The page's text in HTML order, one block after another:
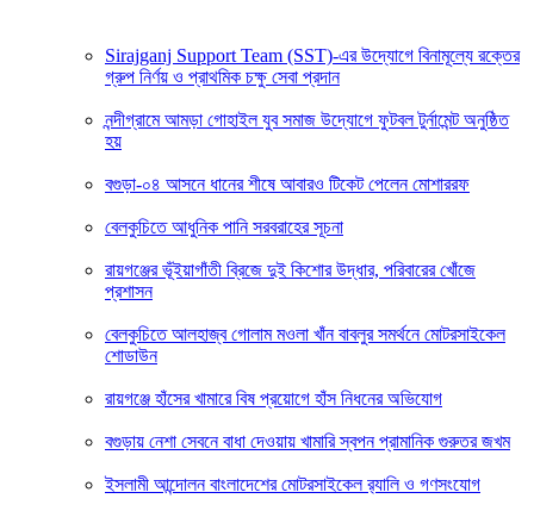
Sirajganj Support Team (SST)-এর উদ্যোগে বিনামূল্যে রক্তের
গ্রুপ নির্ণয় ও প্রাথমিক চক্ষু সেবা প্রদান
নন্দীগ্রামে আমড়া গোহাইল যুব সমাজ উদ্যোগে ফুটবল টুর্নামেন্ট অনুষ্ঠিত
হয়
বগুড়া-০৪ আসনে ধানের শীষে আবারও টিকেট পেলেন মোশাররফ
বেলকুচিতে আধুনিক পানি সরবরাহের সূচনা
রায়গঞ্জের ভূঁইয়াগাঁতী ব্রিজে দুই কিশোর উদ্ধার, পরিবারের খোঁজে
প্রশাসন
বেলকুচিতে আলহাজ্ব গোলাম মওলা খাঁন বাবলুর সমর্থনে মোটরসাইকেল
শোডাউন
রায়গঞ্জে হাঁসের খামারে বিষ প্রয়োগে হাঁস নিধনের অভিযোগ
বগুড়ায় নেশা সেবনে বাধা দেওয়ায় খামারি স্বপন প্রামানিক গুরুতর জখম
ইসলামী আন্দোলন বাংলাদেশের মোটরসাইকেল র‍্যালি ও গণসংযোগ